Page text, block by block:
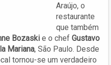
Araújo, o
restaurante
que também
Bozaski e o chef Gustavo
Mariana, São Paulo. Desde
tornou-se um verdadeiro